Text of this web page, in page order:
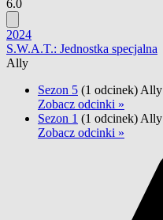
6.0
2024
S.W.A.T.: Jednostka specjalna
Ally
Sezon 5 (1 odcinek)Ally
Zobacz odcinki »
Sezon 1 (1 odcinek)Ally
Zobacz odcinki »